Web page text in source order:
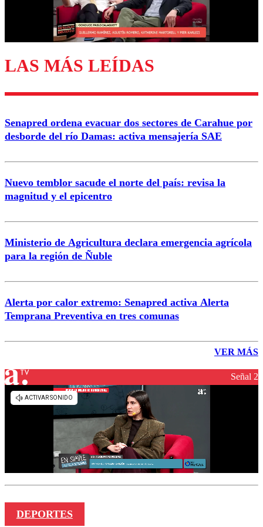
Enviar comentario
LAS MÁS LEÍDAS
Senapred ordena evacuar dos sectores de Carahue por
desborde del río Damas: activa mensajería SAE
Nuevo temblor sacude el norte del país: revisa la
magnitud y el epicentro
Ministerio de Agricultura declara emergencia agrícola
para la región de Ñuble
Alerta por calor extremo: Senapred activa Alerta
Temprana Preventiva en tres comunas
VER MÁS
Señal 2
DEPORTES